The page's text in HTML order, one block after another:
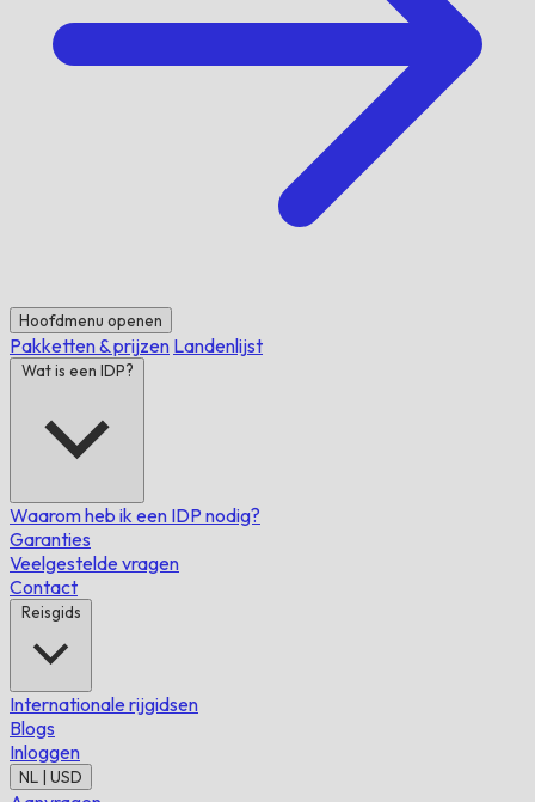
Hoofdmenu openen
Pakketten & prijzen Landenlijst
Wat is een IDP?
Waarom heb ik een IDP nodig?
Garanties
Veelgestelde vragen
Contact
Reisgids
Internationale rijgidsen
Blogs
Inloggen
NL | USD